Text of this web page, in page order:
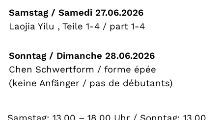
Samstag / Samedi 27.06.2026
Laojia Yilu , Teile 1-4 / part 1-4
Sonntag / Dimanche 28.06.2026
Chen Schwertform / forme épée
(keine Anfänger / pas de débutants)